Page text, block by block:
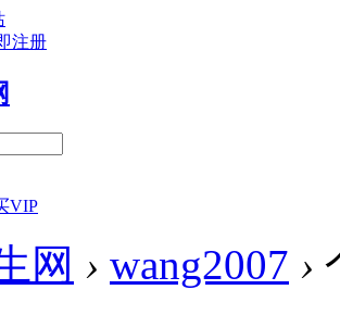
注册
VIP
网 › wang2007 ›